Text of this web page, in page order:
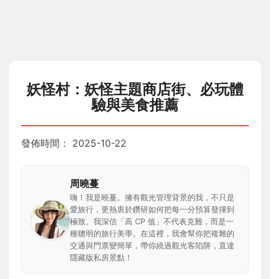
妖怪村：妖怪主題商店街、必玩體
驗與美食推薦
發佈時間： 2025-10-22
周曉蔓
嗨！我是曉蔓。擁有觀光管理背景的我，不只是
愛旅行，更熱衷於鑽研如何把每一分預算發揮到
極致。我深信「高 CP 值」不代表克難，而是一
種聰明的旅行美學。在這裡，我會幫你把複雜的
交通與門票變簡單，帶你繞過觀光客陷阱，直達
隱藏版私房景點！